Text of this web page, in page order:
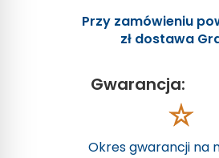
Przy zamówieniu
zł dostawa
Gwarancja:
Okres gwarancji na